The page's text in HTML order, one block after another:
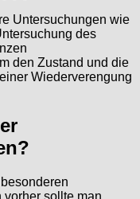
Untersuchungen wie
des
den Zustand und die
Wiederverengung
sollte man